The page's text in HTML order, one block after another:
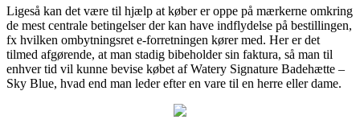
Ligeså kan det være til hjælp at køber er oppe på mærkerne omkring
de mest centrale betingelser der kan have indflydelse på bestillingen,
fx hvilken ombytningsret e-forretningen kører med. Her er det
tilmed afgørende, at man stadig bibeholder sin faktura, så man til
enhver tid vil kunne bevise købet af Watery Signature Badehætte –
Sky Blue, hvad end man leder efter en vare til en herre eller dame.